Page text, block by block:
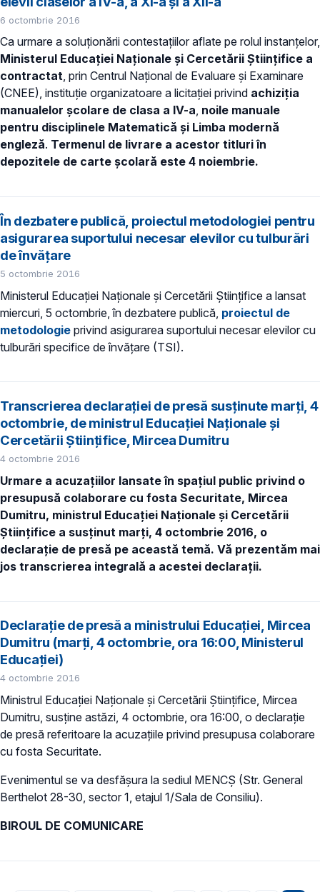
6 octombrie 2016
Ca urmare a soluţionării contestaţiilor aflate pe rolul instanţelor,
Ministerul Educaţiei Naţionale şi Cercetării Ştiinţifice a
contractat, prin Centrul Naţional de Evaluare şi Examinare
(CNEE), instituţie organizatoare a licitaţiei privind achiziţia
manualelor şcolare de clasa a IV-a, noile manuale
pentru disciplinele Matematică şi Limba modernă
engleză. Termenul de livrare a acestor titluri în
depozitele de carte şcolară este 4 noiembrie.
În dezbatere publică, proiectul metodologiei pentru
asigurarea suportului necesar elevilor cu tulburări
de învăţare
5 octombrie 2016
Ministerul Educaţiei Naţionale şi Cercetării Ştiinţifice a lansat
miercuri, 5 octombrie, în dezbatere publică, proiectul de
metodologie privind asigurarea suportului necesar elevilor cu
tulburări specifice de învăţare (TSI).
Transcrierea declaraţiei de presă susţinute marţi, 4
octombrie, de ministrul Educaţiei Naţionale şi
Cercetării Ştiinţifice, Mircea Dumitru
4 octombrie 2016
Urmare a acuzaţiilor lansate în spaţiul public privind o
presupusă colaborare cu fosta Securitate, Mircea
Dumitru, ministrul Educaţiei Naţionale şi Cercetării
Ştiinţifice a susţinut marţi, 4 octombrie 2016, o
declaraţie de presă pe această temă. Vă prezentăm mai
jos transcrierea integrală a acestei declaraţii.
Declaraţie de presă a ministrului Educaţiei, Mircea
Dumitru (marţi, 4 octombrie, ora 16:00, Ministerul
Educaţiei)
4 octombrie 2016
Ministrul Educaţiei Naţionale şi Cercetării Ştiinţifice, Mircea
Dumitru, susţine astăzi, 4 octombrie, ora 16:00, o declaraţie
de presă referitoare la acuzaţiile privind presupusa colaborare
cu fosta Securitate.
Evenimentul se va desfăşura la sediul MENCŞ (Str. General
Berthelot 28-30, sector 1, etajul 1/Sala de Consiliu).
BIROUL DE COMUNICARE